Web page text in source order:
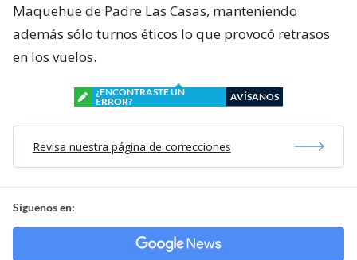
Maquehue de Padre Las Casas, manteniendo
además sólo turnos éticos lo que provocó retrasos
en los vuelos.
¿ENCONTRASTE UN
ERROR?
AVÍSANOS
Revisa nuestra página de correcciones
Síguenos en: